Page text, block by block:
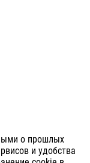
о прошлых
и удобства